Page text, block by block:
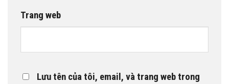
Trang web
Lưu tên của tôi, email, và trang web trong